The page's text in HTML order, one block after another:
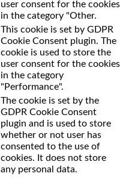
user consent for the cookies
in the category "Other.
This cookie is set by GDPR
Cookie Consent plugin. The
cookie is used to store the
user consent for the cookies
in the category
"Performance".
The cookie is set by the
GDPR Cookie Consent
plugin and is used to store
whether or not user has
consented to the use of
cookies. It does not store
any personal data.